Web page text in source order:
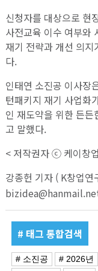
신청자를 대상으로 현
사전교육 이수 여부와
재기 전략과 개선 의
다.
인태연 소진공 이사장
턴패키지 재기 사업화
인 재도약을 위한 든
고 말했다.
< 저작권자 ⓒ 케이창
강종헌 기자 ( K창업연
# 태그 통합검색
# 소진공 # 2026년